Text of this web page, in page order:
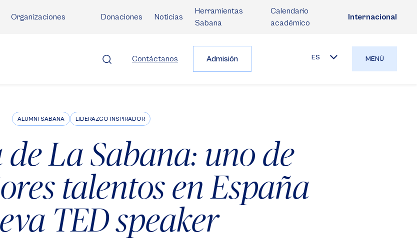
Organizaciones Donaciones Noticias
Herramientas
Sabana
Calendario
académico
Internacional
Contáctanos Admisión ES MENÚ
ALUMNI SABANA LIDERAZGO INSPIRADOR
La Sabana: uno de
talentos en España
TED speaker